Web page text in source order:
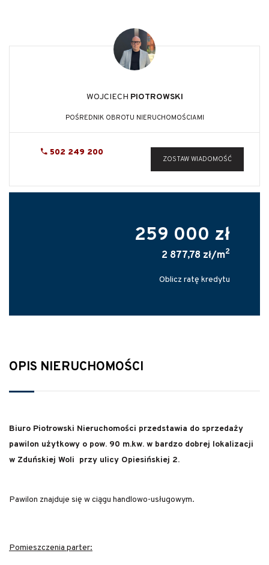
WOJCIECH PIOTROWSKI
POŚREDNIK OBROTU NIERUCHOMOŚCIAMI
502 249 200
ZOSTAW WIADOMOŚĆ
259 000 zł
2 877,78 zł/m2
Oblicz ratę kredytu
OPIS NIERUCHOMOŚCI
Biuro Piotrowski Nieruchomości przedstawia do sprzedaży
pawilon użytkowy o pow. 90 m.kw. w bardzo dobrej lokalizacji
w Zduńskiej Woli przy ulicy Opiesińskiej 2.
Pawilon znajduje się w ciągu handlowo-usługowym.
Pomieszczenia parter: